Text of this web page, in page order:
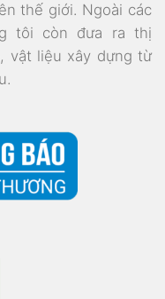
thế giới. Ngoài các
tôi còn đưa ra thị
vật liệu xây dựng từ